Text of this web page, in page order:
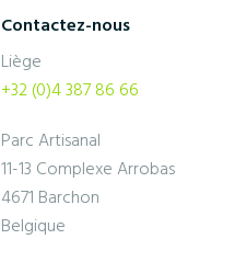
Contactez-nous
Liège
+32 (0)4 387 86 66
Parc Artisanal
11-13 Complexe Arrobas
4671 Barchon
Belgique